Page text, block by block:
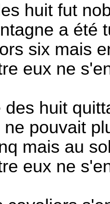
huit fut
a été
six mais
eux ne
des huit
pouvait
mais au
eux ne